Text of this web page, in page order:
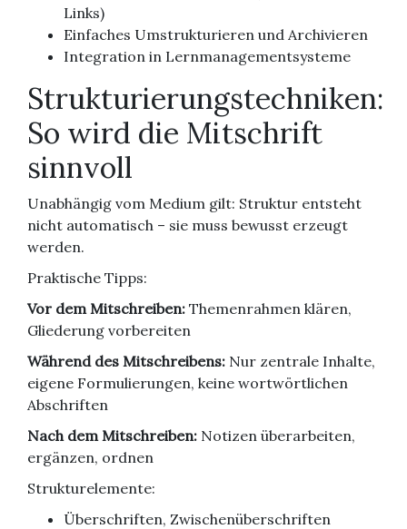
Links)
Einfaches Umstrukturieren und Archivieren
Integration in Lernmanagementsysteme
Strukturierungstechniken:
So wird die Mitschrift
sinnvoll
Unabhängig vom Medium gilt: Struktur entsteht
nicht automatisch – sie muss bewusst erzeugt
werden.
Praktische Tipps:
Vor dem Mitschreiben: Themenrahmen klären,
Gliederung vorbereiten
Während des Mitschreibens: Nur zentrale Inhalte,
eigene Formulierungen, keine wortwörtlichen
Abschriften
Nach dem Mitschreiben: Notizen überarbeiten,
ergänzen, ordnen
Strukturelemente:
Überschriften, Zwischenüberschriften